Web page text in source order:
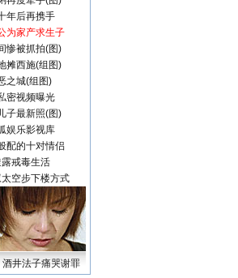
年后再携手
为家产求生子
惨被抓拍(图)
摊西施(组图)
之城(组图)
密视频曝光
子最新照(图)
娱乐影视库
配的十对情侣
戒毒生活
空步下楼方式
酒井法子痛哭谢罪